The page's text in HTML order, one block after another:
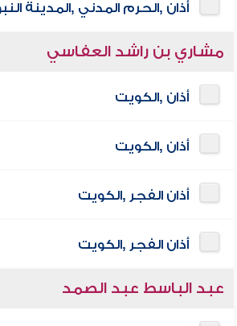
أذان ,الحرم المدني ,المدينة
مشاري بن راشد العفاسي
أذان ,الكويت
أذان ,الكويت
أذان الفجر ,الكويت
أذان الفجر ,الكويت
عبد الباسط عبد الصمد